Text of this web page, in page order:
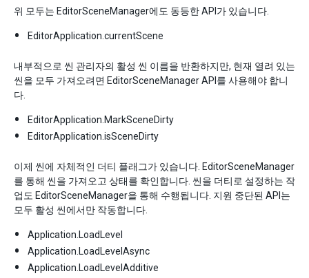
위 모두는 EditorSceneManager에도 동등한 API가 있습니다.
EditorApplication.currentScene
내부적으로 씬 관리자의 활성 씬 이름을 반환하지만, 현재 열려 있는
씬을 모두 가져오려면 EditorSceneManager API를 사용해야 합니
다.
EditorApplication.MarkSceneDirty
EditorApplication.isSceneDirty
이제 씬에 자체적인 더티 플래그가 있습니다. EditorSceneManager
를 통해 씬을 가져오고 상태를 확인합니다. 씬을 더티로 설정하는 작
업도 EditorSceneManager을 통해 수행됩니다. 지원 중단된 API는
모두 활성 씬에서만 작동합니다.
Application.LoadLevel
Application.LoadLevelAsync
Application.LoadLevelAdditive